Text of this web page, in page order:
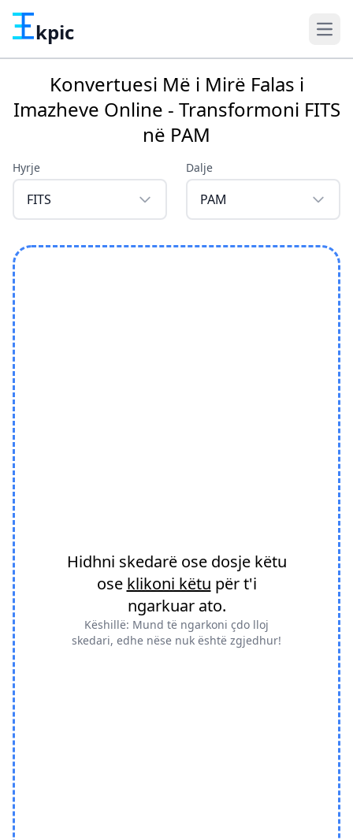
kpic
Konvertuesi Më i Mirë Falas i
Imazheve Online - Transformoni FITS
në PAM
Hyrje
FITS
Dalje
PAM
Hidhni skedarë ose dosje këtu
ose klikoni këtu për t'i
ngarkuar ato.
Këshillë: Mund të ngarkoni çdo lloj
skedari, edhe nëse nuk është zgjedhur!